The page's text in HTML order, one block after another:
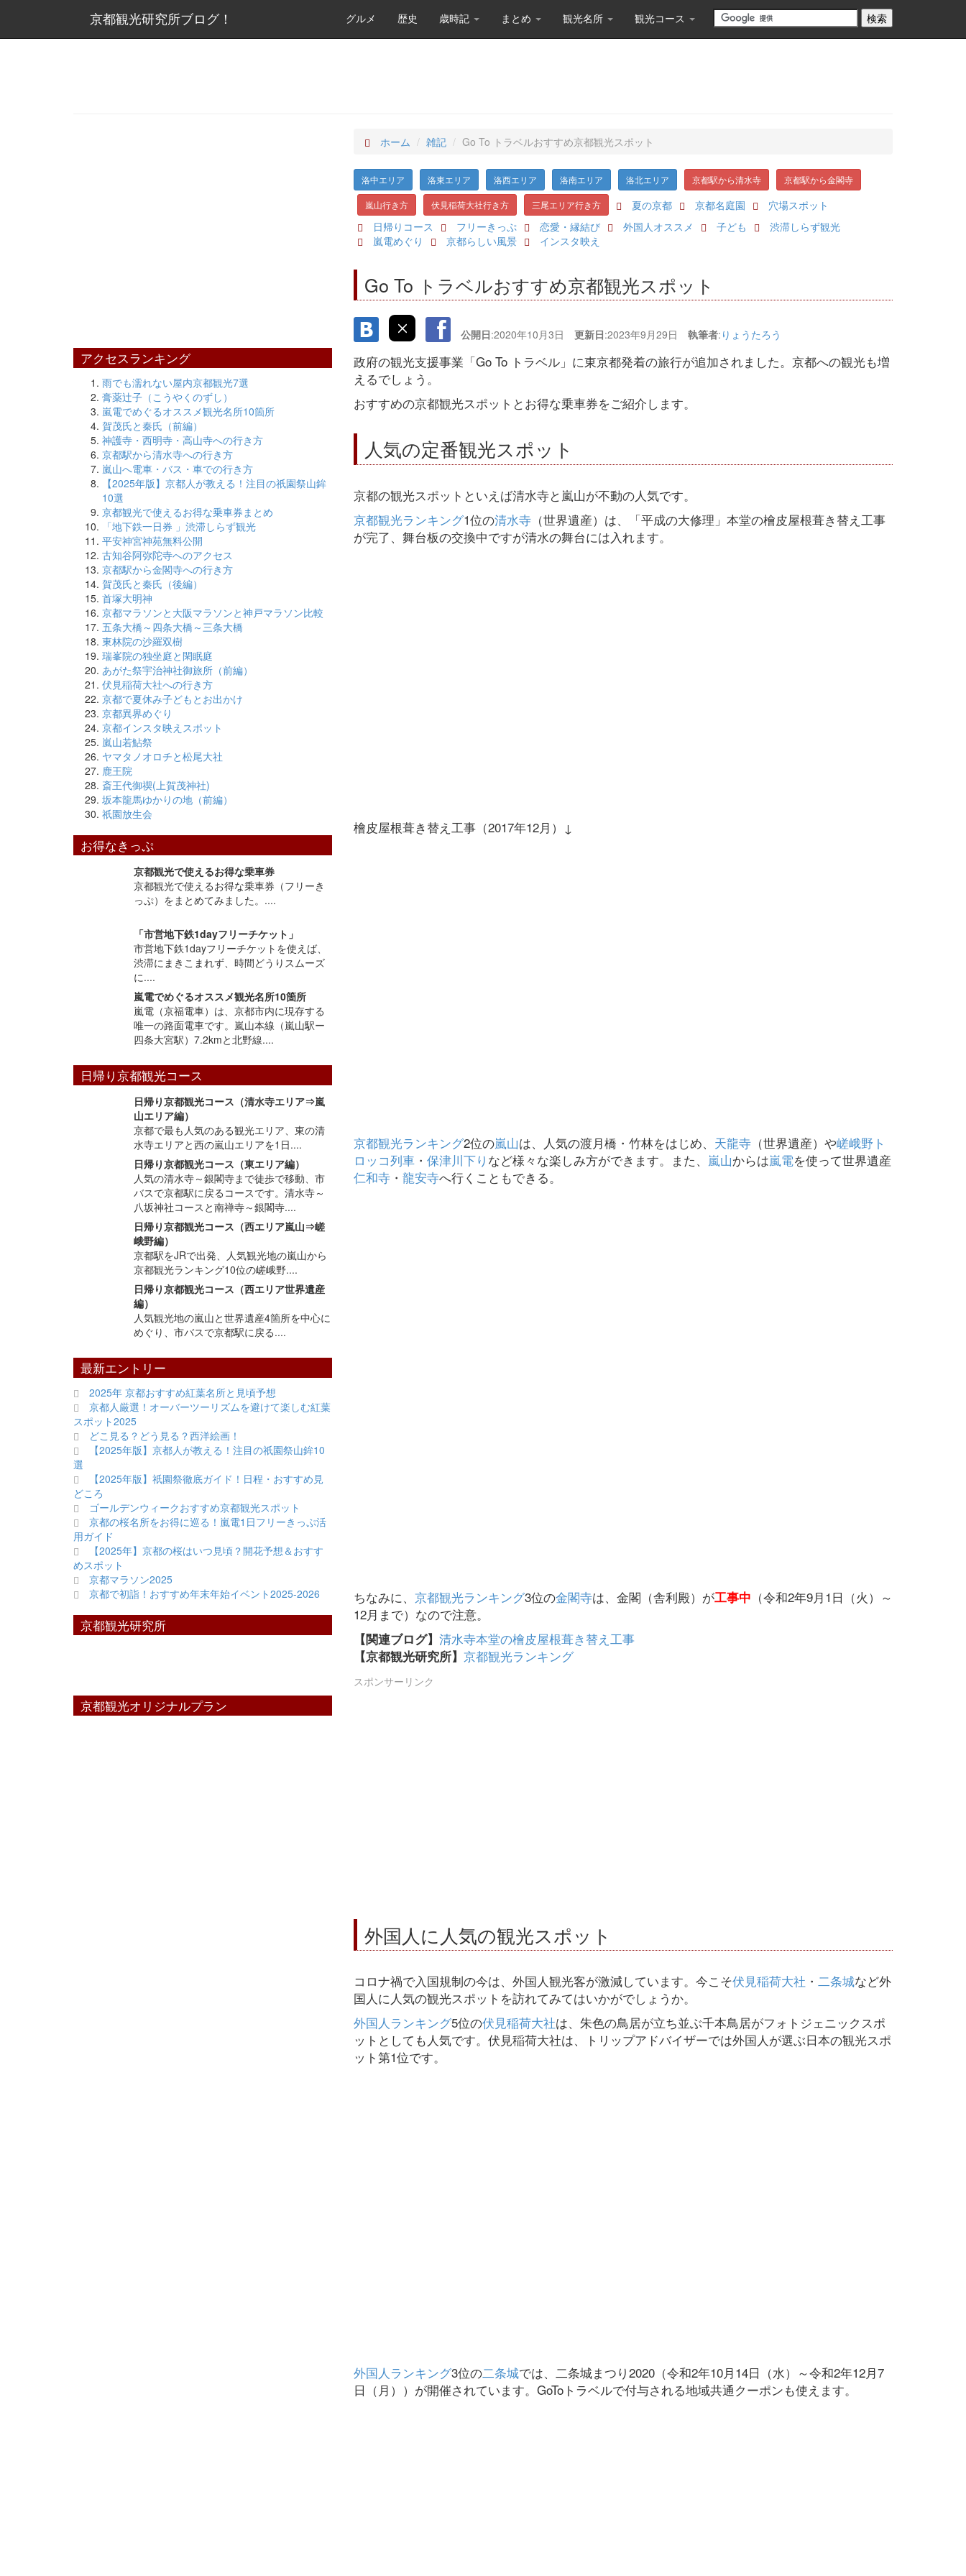
京都観光研究所ブログ！ グルメ 歴史 歳時記 まとめ 観光名所 観光コース
ホーム 雑記 Go To トラベルおすすめ京都観光スポット
洛中エリア 洛東エリア 洛西エリア 洛南エリア 洛北エリア 京都駅から清水寺 京都駅から金閣寺
嵐山行き方 伏見稲荷大社行き方 三尾エリア行き方 夏の京都 京都名庭園
穴場スポット
日帰りコース
フリーきっぷ 恋愛・縁結び 外国人オススメ 子ども
渋滞しらず観光
嵐電めぐり
京都らしい風景 インスタ映え
Go To トラベルおすすめ京都観光スポット
公開日:2020年10月3日 更新日:2023年9月29日 執筆者: りょうたろう
政府の観光支援事業「Go To トラベル」に東京都発着の旅行が追加されました。京都への観光も増
えるでしょう。
おすすめの京都観光スポットとお得な乗車券をご紹介します。
人気の定番観光スポット
京都の観光スポットといえば清水寺と嵐山が不動の人気です。
京都観光ランキング1位の清水寺 （世界遺産）は、「平成の大修理」本堂の檜皮屋根葺き替え工事
が完了、舞台板の交換中ですが清水の舞台には入れます。
檜皮屋根葺き替え工事（2017年12月）↓
京都観光ランキング2位の嵐山は、人気の渡月橋・竹林をはじめ、 天龍寺 （世界遺産）や嵯峨野ト
ロッコ列車 ・ 保津川下り など様々な楽しみ方ができます。また、 嵐山からは嵐電を使って世界遺産
仁和寺 ・ 龍安寺へ行くこともできる。
ちなみに、 京都観光ランキング3位の金閣寺は、金閣（舎利殿）が工事中 （令和2年9月1日（火）～
12月まで）なので注意。
【関連ブログ】 清水寺本堂の檜皮屋根葺き替え工事
【京都観光研究所】 京都観光ランキング
スポンサーリンク
外国人に人気の観光スポット
コロナ禍で入国規制の今は、外国人観光客が激減しています。今こそ伏見稲荷大社 ・ 二条城など外
国人に人気の観光スポットを訪れてみてはいかがでしょうか。
外国人ランキング5位の伏見稲荷大社は、朱色の鳥居が立ち並ぶ千本鳥居がフォトジェニックスポ
ットとしても人気です。伏見稲荷大社は、トリップアドバイザーでは外国人が選ぶ日本の観光スポ
ット第1位です。
外国人ランキング3位の二条城では、二条城まつり2020（令和2年10月14日（水）～令和2年12月7
日（月））が開催されています。GoToトラベルで付与される地域共通クーポンも使えます。
アクセスランキング
雨でも濡れない屋内京都観光7選
膏薬辻子（こうやくのずし）
嵐電でめぐるオススメ観光名所10箇所
賀茂氏と秦氏（前編）
神護寺・西明寺・高山寺への行き方
京都駅から清水寺への行き方
嵐山へ電車・バス・車での行き方
【2025年版】京都人が教える！注目の祇園祭山鉾
10選
京都観光で使えるお得な乗車券まとめ
「地下鉄一日券 」渋滞しらず観光
平安神宮神苑無料公開
古知谷阿弥陀寺へのアクセス
京都駅から金閣寺への行き方
賀茂氏と秦氏（後編）
首塚大明神
京都マラソンと大阪マラソンと神戸マラソン比較
五条大橋～四条大橋～三条大橋
東林院の沙羅双樹
瑞峯院の独坐庭と閑眠庭
あがた祭宇治神社御旅所（前編）
伏見稲荷大社への行き方
京都で夏休み子どもとお出かけ
京都異界めぐり
京都インスタ映えスポット
嵐山若鮎祭
ヤマタノオロチと松尾大社
鹿王院
斎王代御禊(上賀茂神社)
坂本龍馬ゆかりの地（前編）
祇園放生会
お得なきっぷ
京都観光で使えるお得な乗車券
京都観光で使えるお得な乗車券（フリーき
っぷ）をまとめてみました。....
「市営地下鉄1dayフリーチケット」
市営地下鉄1dayフリーチケットを使えば、
渋滞にまきこまれず、時間どうりスムーズ
に....
嵐電でめぐるオススメ観光名所10箇所
嵐電（京福電車）は、京都市内に現存する
唯一の路面電車です。嵐山本線（嵐山駅ー
四条大宮駅）7.2kmと北野線....
日帰り京都観光コース
日帰り京都観光コース（清水寺エリア⇒嵐
山エリア編）
京都で最も人気のある観光エリア、東の清
水寺エリアと西の嵐山エリアを1日....
日帰り京都観光コース（東エリア編）
人気の清水寺～銀閣寺まで徒歩で移動、市
バスで京都駅に戻るコースです。清水寺～
八坂神社コースと南禅寺～銀閣寺....
日帰り京都観光コース（西エリア嵐山⇒嵯
峨野編）
京都駅をJRで出発、人気観光地の嵐山から
京都観光ランキング10位の嵯峨野....
日帰り京都観光コース（西エリア世界遺産
編）
人気観光地の嵐山と世界遺産4箇所を中心に
めぐり、市バスで京都駅に戻る....
最新エントリー
2025年 京都おすすめ紅葉名所と見頃予想
京都人厳選！オーバーツーリズムを避けて楽しむ紅葉
スポット2025
どこ見る？どう見る？西洋絵画！
【2025年版】京都人が教える！注目の祇園祭山鉾10
選
【2025年版】祇園祭徹底ガイド！日程・おすすめ見
どころ
ゴールデンウィークおすすめ京都観光スポット
京都の桜名所をお得に巡る！嵐電1日フリーきっぷ活
用ガイド
【2025年】京都の桜はいつ見頃？開花予想＆おすす
めスポット
京都マラソン2025
京都で初詣！おすすめ年末年始イベント2025-2026
京都観光研究所
京都観光オリジナルプラン